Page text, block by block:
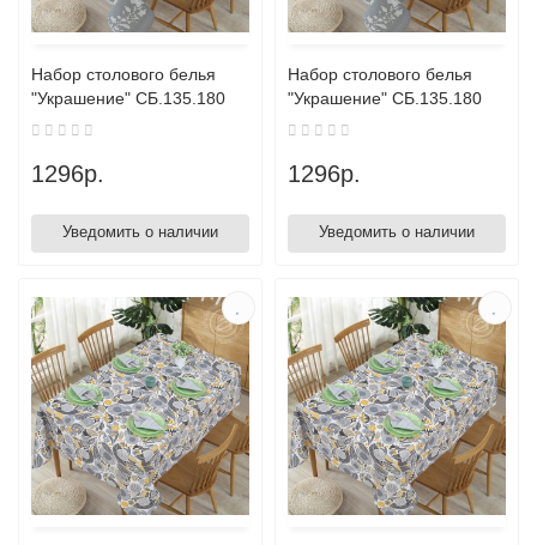
Набор столового белья
"Украшение" СБ.135.180
1296р.
Уведомить о наличии
Набор столового белья
"Украшение" СБ.135.180
1296р.
Уведомить о наличии